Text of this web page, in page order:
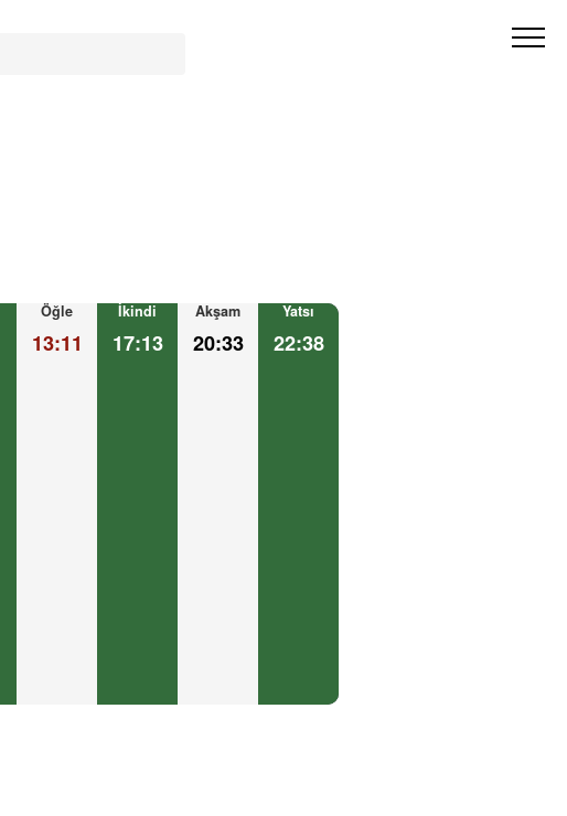
Öğle
13:11
İkindi
17:13
Akşam
20:33
Yatsı
22:38